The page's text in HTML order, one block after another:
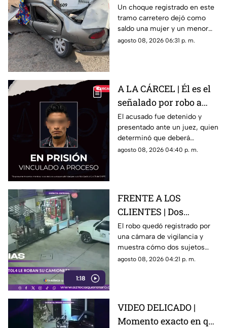
deja una mujer y un
niño mu3rtos en San
Juan del Río
Un choque registrado en este
tramo carretero dejó como
saldo una mujer y un menor
sin vida, además de una
agosto 08, 2026 06:31 p. m.
A LA CÁRCEL | Él es el
señalado por robo a
una casa en Santa Rosa
Jáuregui
El acusado fue detenido y
presentado ante un juez, quien
determinó que deberá
permanecer en prisión
agosto 08, 2026 04:40 p. m.
1:18
FRENTE A LOS
CLIENTES | Dos
hombres enc4ñonan a
conductor y se llevan
su camioneta
El robo quedó registrado por
una cámara de vigilancia y
muestra cómo dos sujetos
obligaron a un conductor y a
agosto 08, 2026 04:21 p. m.
VIDEO DELICADO |
Momento exacto en que